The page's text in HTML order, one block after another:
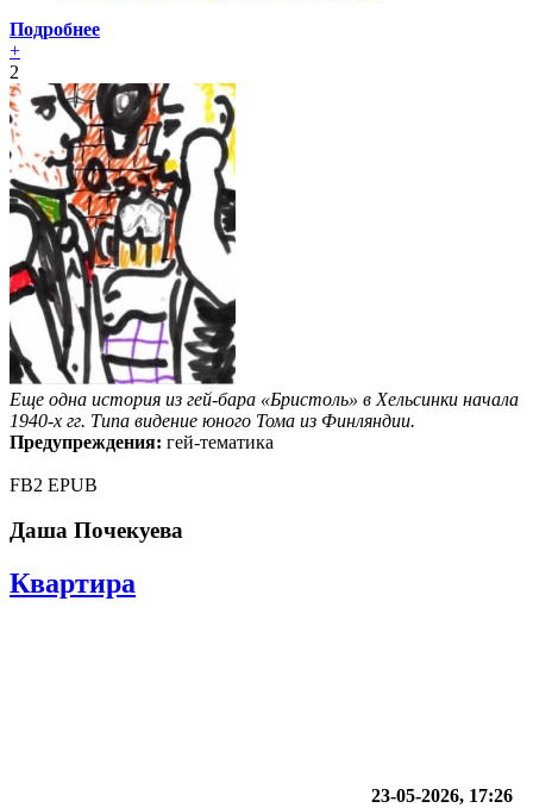
Подробнее
+
2
Еще одна история из гей-бара «Бристоль» в Хельсинки начала
1940-х гг. Типа видение юного Тома из Финляндии.
Предупреждения: гей-тематика
FB2 EPUB
Даша Почекуева
Квартира
23-05-2026, 17:26